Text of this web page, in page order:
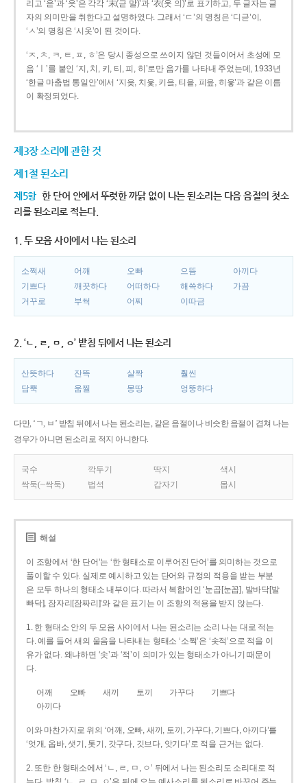
리고 ‘읃’과 ‘읏’은 각각 ‘末(귿 말)’과 ‘衣(옷 의)’로 표기하고, 두 글자는 글
자의 의미만을 취한다고 설명하였다. 그래서 ‘ㄷ’의 명칭은 ‘디귿’이,
‘ㅅ’의 명칭은 ‘시옷’이 된 것이다.
‘ㅈ, ㅊ, ㅋ, ㅌ, ㅍ, ㅎ’은 당시 종성으로 쓰이지 않던 것들이어서 초성에 모
음 ‘ㅣ’를 붙인 ‘지, 치, 키, 티, 피, 히’로만 음가를 나타내 주었는데, 1933년
‘한글 마춤법 통일안’에서 ‘지읒, 치읓, 키읔, 티읕, 피읖, 히읗’과 같은 이름
이 확정되었다.
제3장 소리에 관한 것
제1절 된소리
제5항 한 단어 안에서 뚜렷한 까닭 없이 나는 된소리는 다음 음절의 첫소
리를 된소리로 적는다.
1. 두 모음 사이에서 나는 된소리
소쩍새 어깨 오빠 으뜸
아끼다
기쁘다
깨끗하다 어떠하다 해쓱하다
가끔
거꾸로
부썩 어찌 이따금
2. ‘ㄴ, ㄹ, ㅁ, ㅇ’ 받침 뒤에서 나는 된소리
산뜻하다 잔뜩 살짝
훨씬
담뿍
움찔 몽땅 엉뚱하다
다만, ‘ㄱ, ㅂ’ 받침 뒤에서 나는 된소리는, 같은 음절이나 비슷한 음절이 겹쳐 나는
경우가 아니면 된소리로 적지 아니한다.
국수 깍두기 딱지
색시
싹둑(~싹둑)
법석 갑자기 몹시
해설
이 조항에서 ‘한 단어’는 ‘한 형태소로 이루어진 단어’를 의미하는 것으로
풀이할 수 있다. 실제로 예시하고 있는 단어와 규정의 적용을 받는 부분
은 모두 하나의 형태소 내부이다. 따라서 복합어인 ‘눈곱[눈꼽], 발바닥[발
빠닥], 잠자리[잠짜리]’와 같은 표기는 이 조항의 적용을 받지 않는다.
1. 한 형태소 안의 두 모음 사이에서 나는 된소리는 소리 나는 대로 적는
다. 예를 들어 새의 울음을 나타내는 형태소 ‘소쩍’은 ‘솟적’으로 적을 이
유가 없다. 왜냐하면 ‘솟’과 ‘적’이 의미가 있는 형태소가 아니기 때문이
다.
어깨 오빠 새끼 토끼 가꾸다
기쁘다
아끼다
이와 마찬가지로 위의 ‘어깨, 오빠, 새끼, 토끼, 가꾸다, 기쁘다, 아끼다’를
‘엇개, 옵바, 샛기, 톳기, 갓구다, 깃브다, 앗기다’로 적을 근거는 없다.
2. 또한 한 형태소에서 ‘ㄴ, ㄹ, ㅁ, ㅇ’ 뒤에서 나는 된소리도 소리대로 적